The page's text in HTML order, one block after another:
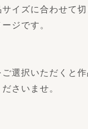
イズに合わせて
ジです。
選択いただくと
さいませ。